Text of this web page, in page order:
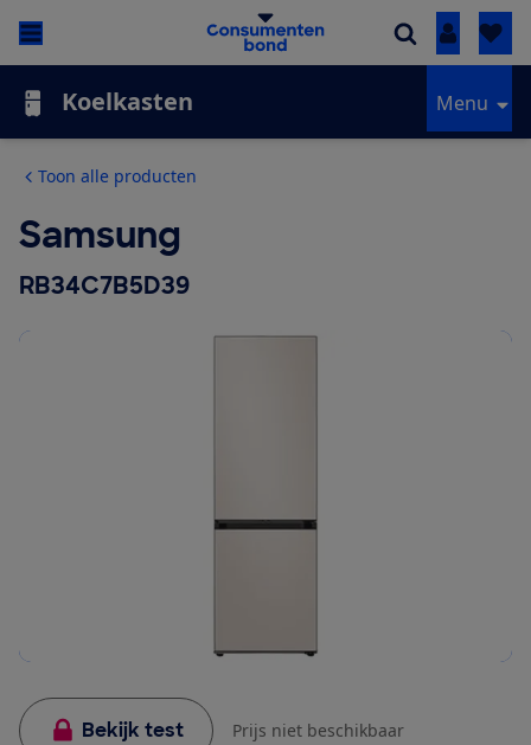
Inloggen
Koelkasten Menu
Toon alle producten
Samsung
RB34C7B5D39
Bekijk test Prijs niet beschikbaar